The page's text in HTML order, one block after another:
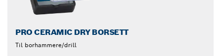
PRO CERAMIC DRY BORSETT
Til borhammere/drill